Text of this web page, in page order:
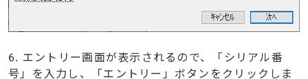
6. エントリー画面が表示されるので、「シリアル番
号」を入力し、「エントリー」ボタンをクリックしま